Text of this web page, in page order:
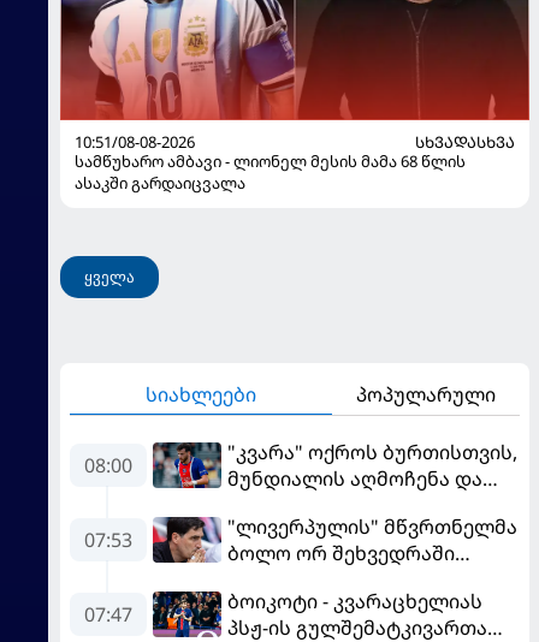
10:51/08-08-2026
ᲡᲮᲕᲐᲓᲐᲡᲮᲕᲐ
სამწუხარო ამბავი - ლიონელ მესის მამა 68 წლის
ასაკში გარდაიცვალა
ყველა
სიახლეები პოპულარული
08:00
"კვარა" ოქროს ბურთისთვის,
მუნდიალის აღმოჩენა და
მსაჯი - ევროპის სუპერთასის
PREVIEW
07:53
"ლივერპულის" მწვრთნელმა
ბოლო ორ შეხვედრაში
07:47
ბოიკოტი - კვარაცხელიას
პსჟ-ის გულშემატკივართა